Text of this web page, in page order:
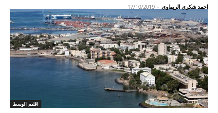
احمد شكري الريماوي -
17/10/2019
اقليم الوسط